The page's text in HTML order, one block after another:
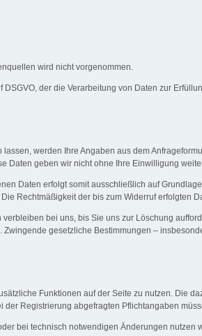
wird nicht vorgenommen.
der die Verarbeitung von Daten zur
werden Ihre Angaben aus dem
Daten geben wir nicht ohne Ihre Einwilligung
Daten erfolgt somit ausschließlich auf
Rechtmäßigkeit der bis zum Widerruf erfolgten
bei uns, bis Sie uns zur Löschung
gesetzliche Bestimmungen –
Funktionen auf der Seite zu nutzen. Die
Registrierung abgefragten Pflichtangaben
bei technisch notwendigen Änderungen